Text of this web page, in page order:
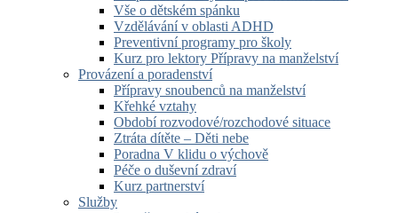
Vše o dětském spánku
Vzdělávání v oblasti ADHD
Preventivní programy pro školy
Kurz pro lektory Přípravy na manželství
Provázení a poradenství
Přípravy snoubenců na manželství
Křehké vztahy
Období rozvodové/rozchodové situace
Ztráta dítěte – Děti nebe
Poradna V klidu o výchově
Péče o duševní zdraví
Kurz partnerství
Služby